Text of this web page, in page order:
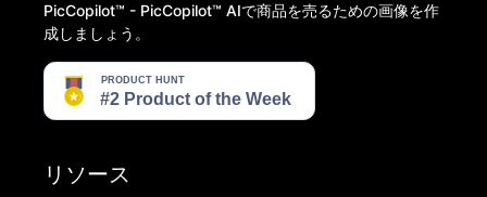
PicCopilot™️ - PicCopilot™️ AIで商品を売るための画像を作
成しましょう。
リソース